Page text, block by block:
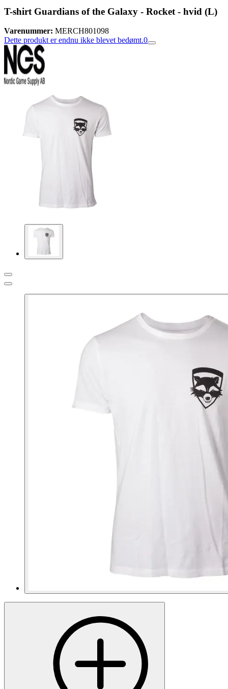
T-shirt Guardians of the Galaxy - Rocket - hvid (L)
Varenummer: MERCH801098
Dette produkt er endnu ikke blevet bedømt.0